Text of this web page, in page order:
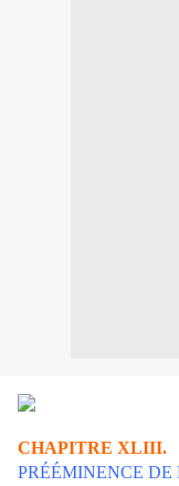
CHAPITRE XLIII.
PRÉÉMINENCE DE